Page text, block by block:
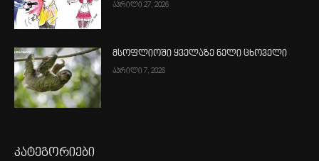
აპრილი 27, 2026
მსოფლიოში ყველაზე ნელი ცხოველი
აპრილი 7, 2026
კატეგორიები